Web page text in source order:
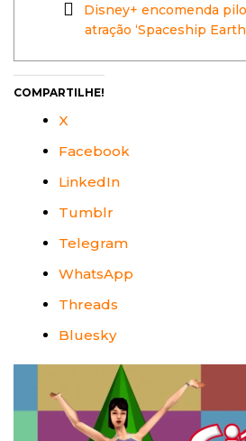
Disney+ encomenda
atração ‘Spaceship
COMPARTILHE!
X
Facebook
LinkedIn
Tumblr
Telegram
WhatsApp
Threads
Bluesky